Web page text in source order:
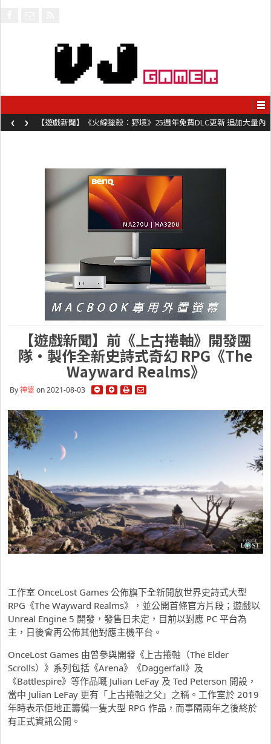
【遊戲新聞】《火線獵殺：野境》25週年免費DLC更新 追加大量內
容同時系舊作限時超平價折扣
‹ ›
【遊戲新聞】前《上古捲軸》開發團
隊・製作全新史詩式奇幻 RPG《The
Wayward Realms》
By神婆on 2021-08-03
工作室 OnceLost Games 公佈旗下全新開放世界史詩式大型
RPG《The Wayward Realms》，並公開首條官方片段；遊戲以
Unreal Engine 5 開發，發售日未定，目前以對應 PC 平台為
主，日後會再公佈其他對應主機平台。
OnceLost Games 由曾參與開發《上古捲軸（The Elder
Scrolls）》系列包括《Arena》《Daggerfall》及
《Battlespire》等作品嘅 Julian LeFay 及 Ted Peterson 開設，
當中 Julian LeFay 更有「上古捲軸之父」之稱。工作室於 2019
年時表示佢地正籌備一隻大型 RPG 作品，而事隔兩年之後終於
有正式資訊公開。